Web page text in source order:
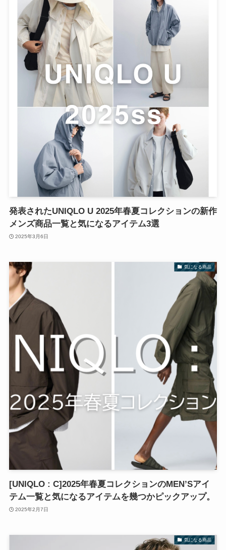
発表されたUNIQLO U 2025年春夏コレクションの新作
メンズ商品一覧と気になるアイテム3選
2025年3月6日
気になる商品
[UNIQLO : C]2025年春夏コレクションのMEN’Sアイ
テム一覧と気になるアイテムを幾つかピックアップ。
2025年2月7日
気になる商品